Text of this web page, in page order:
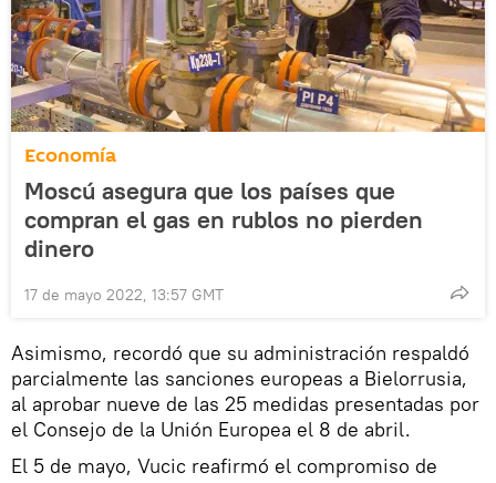
Economía
Moscú asegura que los países que
compran el gas en rublos no pierden
dinero
17 de mayo 2022, 13:57 GMT
Asimismo, recordó que su administración respaldó
parcialmente las sanciones europeas a Bielorrusia,
al aprobar nueve de las 25 medidas presentadas por
el Consejo de la Unión Europea el 8 de abril.
El 5 de mayo, Vucic reafirmó el compromiso de